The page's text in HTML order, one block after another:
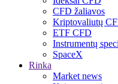
CFD žaliavos
Kriptovaliutų
ETF CFD
Instrumentų
SpaceX
Rinka
Market news